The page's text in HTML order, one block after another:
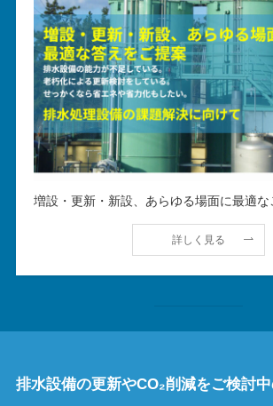
増設・更新・新設、あらゆる場面に最適な
詳しく見る
排水設備の更新やCO₂削減をご検討中